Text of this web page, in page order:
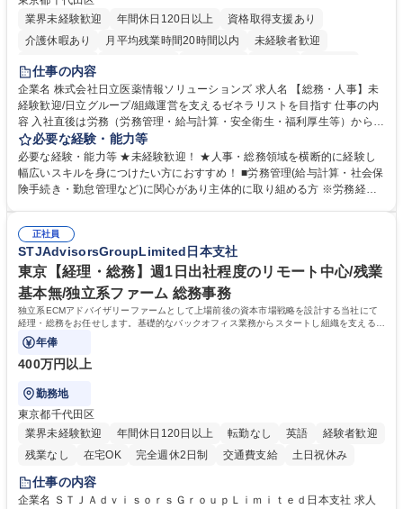
業界未経験歓迎
年間休日120日以上
資格取得支援あり
介護休暇あり
月平均残業時間20時間以内
未経験者歓迎
住宅手当あり
育休あり
完全週休2日制 交通費支給 土日祝休み 寮・社宅あり
仕事の内容
企業名 株式会社日立医薬情報ソリューションズ 求人名 【総務・人事】未
経験歓迎/日立グループ/組織運営を支えるゼネラリストを目指す 仕事の内
容 入社直後は労務（労務管理・給与計算・安全衛生・福利厚生等）からお
任せいたします。将来は総務・採用・教育業務へ守備範囲を広げ、組織運
営を支えるゼネラリストをめざせます。 ・初期業務：労働時間管理、給与
計算、社会保険対応、福利厚生管理、安全衛生、健康経営推進等をお任せ
します。ご経験に応じて、休職者管理など、幅広く経験を積んでいただき
幅広く経験を積みたい意欲がある方に最適な環境です。 募集職種 【総
務・人事】未経験歓迎/日立グループ/組織運営を支えるゼネラリストを目
指す
必要な経験・能力等
必要な経験・能力等 ★未経験歓迎！ ★人事・総務領域を横断的に経験し
幅広いスキルを身につけたい方におすすめ！ ■労務管理(給与計算・社会保
険手続き・勤怠管理など)に関心があり主体的に取り組める方 ※労務経験
のご経験 ■労務管理（給与計算・社会保険手続き・勤怠管理など）の経験
■衛生管理者の資格をお持ちの方 学歴・資格 学歴：大学院 大学 高専 短大
専修学校 高校 語学力： 資格：
正社員
STJAdvisorsGroupLimited日本支社
東京【経理・総務】週1日出社程度のリモート中心/残業
基本無/独立系ファーム 総務事務
独立系ECMアドバイザリーファームとして上場前後の資本市場戦略を設計する当社にて
経理・総務をお任せします。基礎的なバックオフィス業務からスタートし組織を支える専
任担当として広く活躍できる環境です。
年俸
400万円以上
勤務地
東京都千代田区
業界未経験歓迎
年間休日120日以上 転勤なし 英語
経験者歓迎
残業なし
在宅OK 完全週休2日制 交通費支給 土日祝休み
仕事の内容
企業名 ＳＴＪＡｄｖｉｓｏｒｓＧｒｏｕｐＬｉｍｉｔｅｄ日本支社 求人